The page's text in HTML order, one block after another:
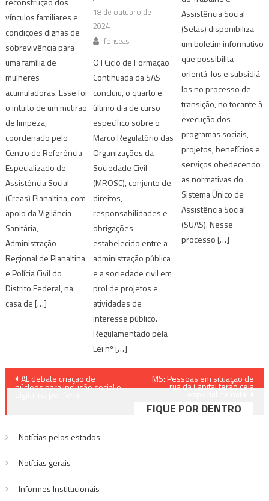
vínculos familiares e
condições dignas de
sobrevivência para
uma família de
mulheres
acumuladoras. Esse foi
o intuito de um mutirão
de limpeza,
coordenado pelo
Centro de Referência
Especializado de
Assistência Social
(Creas) Planaltina, com
apoio da Vigilância
Sanitária,
Administração
Regional de Planaltina
e Polícia Civil do
Distrito Federal, na
casa de […]
18 de outubro de
2024
fonseas
O I Ciclo de Formação
Continuada da SAS
concluiu, o quarto e
último dia de curso
específico sobre o
Marco Regulatório das
Organizações da
Sociedade Civil
(MROSC), conjunto de
direitos,
responsabilidades e
obrigações
estabelecido entre a
administração pública
e a sociedade civil em
prol de projetos e
atividades de
interesse público.
Regulamentado pela
Lei nº […]
Assistência Social
(Setas) disponibiliza
um boletim informativo
que possibilita
orientá-los e subsidiá-
los no processo de
transição, no tocante à
execução dos
programas sociais,
projetos, benefícios e
serviços obedecendo
as normativas do
Sistema Único de
Assistência Social
(SUAS). Nesse
processo […]
Navegação
AL debate criação de
núcleos para inclusão social e
MS: Pessoas em situação de
rua da Capital terão ceia
FIQUE POR DENTRO
Notícias pelos estados
Notí­cias gerais
Informes Institucionais